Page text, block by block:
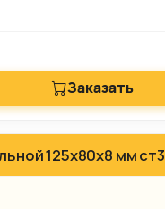
Заказать
125x80x8 мм ст3